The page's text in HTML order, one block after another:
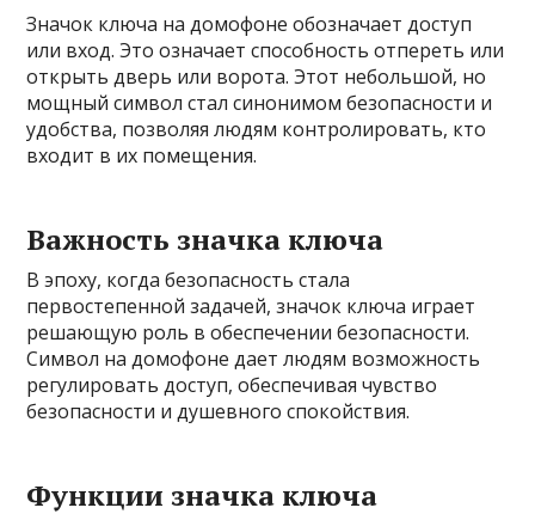
Значок ключа на домофоне обозначает доступ
или вход. Это означает способность отпереть или
открыть дверь или ворота. Этот небольшой, но
мощный символ стал синонимом безопасности и
удобства, позволяя людям контролировать, кто
входит в их помещения.
Важность значка ключа
В эпоху, когда безопасность стала
первостепенной задачей, значок ключа играет
решающую роль в обеспечении безопасности.
Символ на домофоне дает людям возможность
регулировать доступ, обеспечивая чувство
безопасности и душевного спокойствия.
Функции значка ключа